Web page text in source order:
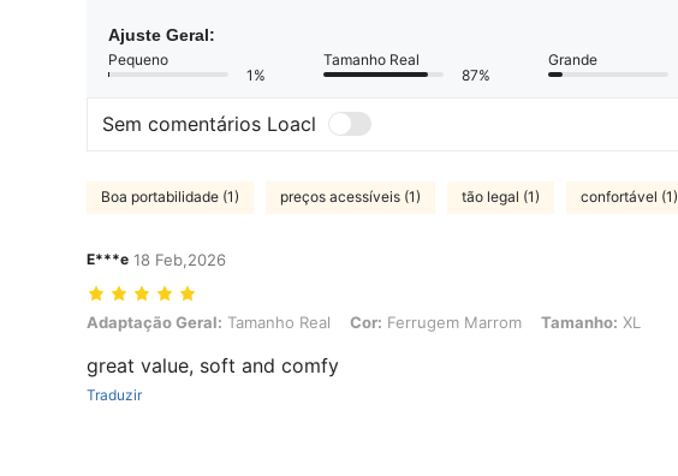
Ajuste Geral:
Pequeno
1%
Tamanho Real
87%
Grande
Sem comentários Loacl
Boa portabilidade (1) preços acessíveis (1) tão legal (1) confortável (1)
E***e 18 Feb,2026
Adaptação Geral: Tamanho Real, Cor: Ferrugem Marrom, Tamanho: XL
Adaptação Geral: Tamanho Real Cor: Ferrugem Marrom Tamanho: XL
great value, soft and comfy
Traduzir